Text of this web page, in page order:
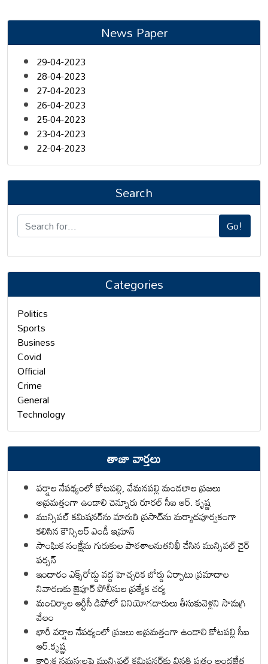
News Paper
29-04-2023
28-04-2023
27-04-2023
26-04-2023
25-04-2023
23-04-2023
22-04-2023
Search
Go!
Categories
Politics
Sports
Business
Covid
Official
Crime
General
Technology
తాజా వార్తలు
వర్షాల నేపథ్యంలో కోటపల్లి, వేమనపల్లి మండలాల ప్రజలు
అప్రమత్తంగా ఉండాలి చెన్నూరు రూరల్ సీఐ ఆర్. కృష్ణ
మున్సిపల్ కమిషనర్‌ను మారుతి ప్రసాద్‌ను మర్యాదపూర్వకంగా
కలిసిన కౌన్సిలర్ ఎండీ ఇమ్రాన్ ​
సాంఘిక సంక్షేమ గురుకుల పాఠశాలనుతనిఖీ చేసిన మున్సిపల్ చైర్
పర్సన్
ఇందారం ఎక్స్‌రోడ్డు వద్ద హెచ్చరిక బోర్డు ఏర్పాటు ప్రమాదాల
నివారణకు జైపూర్ పోలీసుల ప్రత్యేక చర్య
మంచిర్యాల ఆర్టీసీ డిపోలో వినియోగదారులు తీసుకువెళ్లని సామగ్రి
వేలం
భారీ వర్షాల నేపథ్యంలో ప్రజలు అప్రమత్తంగా ఉండాలి కోటపల్లి సీఐ
ఆర్.కృష్ణ